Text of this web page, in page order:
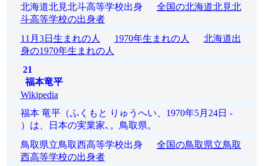
北海道北見北斗高等学校出身 全国の北海道北見北
斗高等学校の出身者
11月3日生まれの人
1970年生まれの人
北海道出
身の1970年生まれの人
21
福本竜平
Wikipedia
福本 竜平（ふくもと りゅうへい、1970年5月24日 -
）は、日本の実業家､。鳥取県。
鳥取県立鳥取西高等学校出身 全国の鳥取県立鳥取
西高等学校の出身者